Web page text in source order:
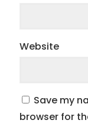
Website
Save my
browser for